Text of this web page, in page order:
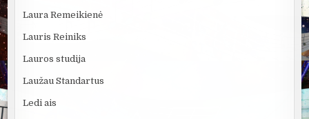
Laura Remeikienė
Lauris Reiniks
Lauros studija
Laužau Standartus
Ledi ais